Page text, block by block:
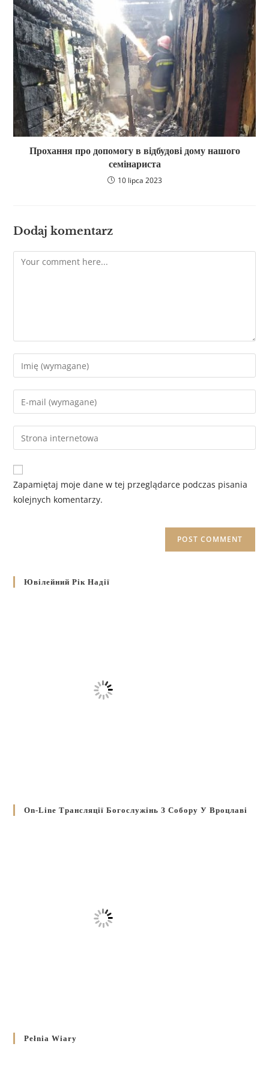
Прохання про допомогу в відбудові дому нашого
семінариста
10 lipca 2023
Dodaj komentarz
Zapamiętaj moje dane w tej przeglądarce podczas pisania
kolejnych komentarzy.
Ювілейний Рік Надії
On-Line Трансляції Богослужінь З Собору У Вроцлаві
Pełnia Wiary